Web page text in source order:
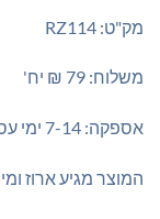
מק"ט: RZ114
משלוח: 79 ₪ יח'
אספקה: 7-14 ימי עסקים
המוצר מגיע ארוז